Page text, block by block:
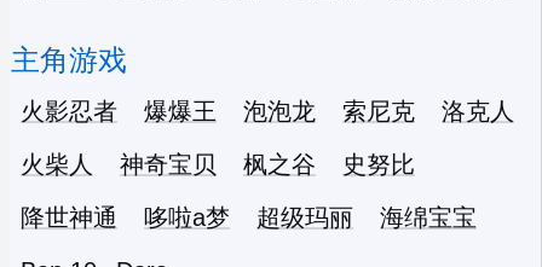
主角游戏
火影忍者 爆爆王 泡泡龙 索尼克
洛克人
火柴人
神奇宝贝 枫之谷
史努比
降世神通
哆啦a梦 超级玛丽
海绵宝宝